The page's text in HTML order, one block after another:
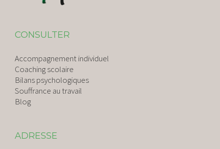
CONSULTER
Accompagnement individuel
Coaching scolaire
Bilans psychologiques
Souffrance au travail
Blog
ADRESSE